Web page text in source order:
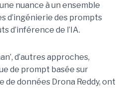
nuance à un ensemble
d’ingénierie des prompts
d’inférence de l’IA.
d’autres approches,
de prompt basée sur
de données Drona Reddy, ont